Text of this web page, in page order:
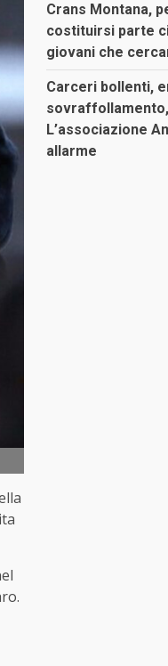
Crans Montana,
costituirsi parte
giovani che
Carceri bollenti,
L’associazione
allarme